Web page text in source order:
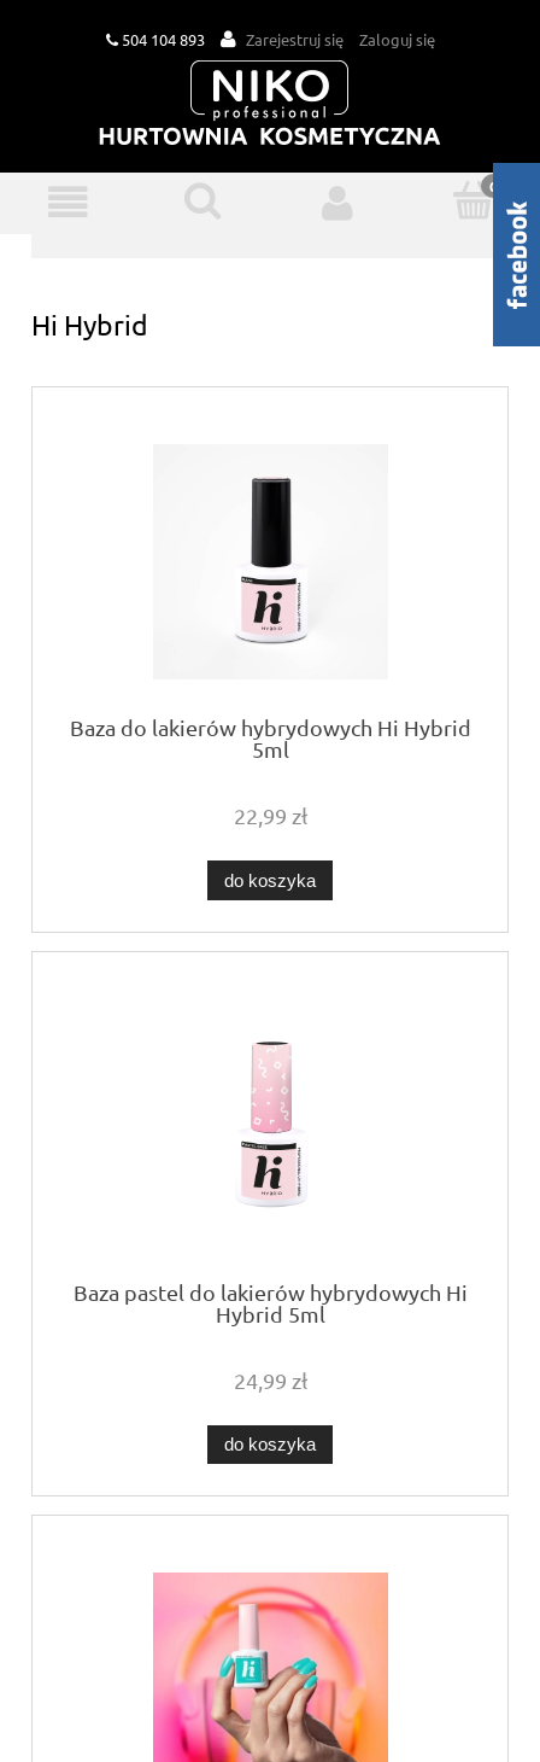
504 104 893 Zarejestruj się Zaloguj się
Hi Hybrid
Baza do lakierów hybrydowych Hi Hybrid
5ml
22,99 zł
do koszyka
Baza pastel do lakierów hybrydowych Hi
Hybrid 5ml
24,99 zł
do koszyka